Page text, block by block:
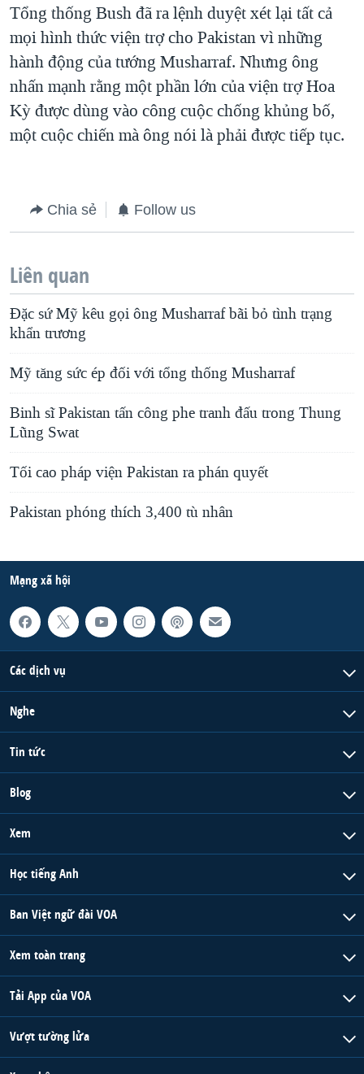
Tổng thống Bush đã ra lệnh duyệt xét lại tất cả
mọi hình thức viện trợ cho Pakistan vì những
hành động của tướng Musharraf. Nhưng ông
nhấn mạnh rằng một phần lớn của viện trợ Hoa
Kỳ được dùng vào công cuộc chống khủng bố,
một cuộc chiến mà ông nói là phải được tiếp tục.
Chia sẻ Follow us
Liên quan
Ðặc sứ Mỹ kêu gọi ông Musharraf bãi bỏ tình trạng
khẩn trương
Mỹ tăng sức ép đối với tổng thống Musharraf
Binh sĩ Pakistan tấn công phe tranh đấu trong Thung
Lũng Swat
Tối cao pháp viện Pakistan ra phán quyết
Pakistan phóng thích 3,400 tù nhân
Mạng xã hội
Các dịch vụ
Nghe
Tin tức
Blog
Xem
Học tiếng Anh
Ban Việt ngữ đài VOA
Xem toàn trang
Tải App của VOA
Vượt tường lửa